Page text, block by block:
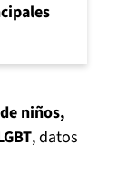
niños,
, datos